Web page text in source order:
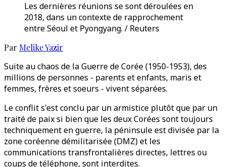
Les dernières réunions se sont déroulées en
2018, dans un contexte de rapprochement
entre Séoul et Pyongyang. / Reuters
Par Melike Yazir
Suite au chaos de la Guerre de Corée (1950-1953), des
millions de personnes - parents et enfants, maris et
femmes, frères et soeurs - vivent séparées.
Le conflit s'est conclu par un armistice plutôt que par un
traité de paix si bien que les deux Corées sont toujours
techniquement en guerre, la péninsule est divisée par la
zone coréenne démilitarisée (DMZ) et les
communications transfrontalières directes, lettres ou
coups de téléphone, sont interdites.